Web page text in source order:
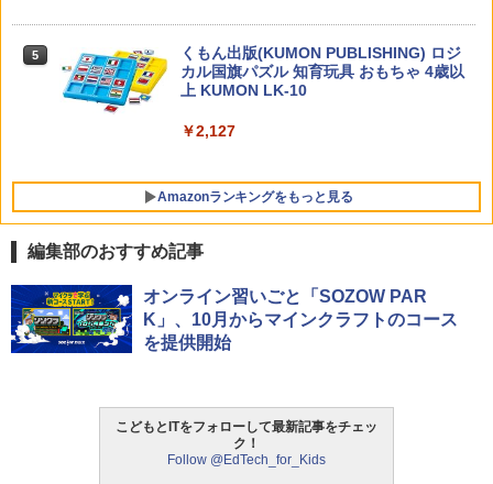
￥1,430
5
くもん出版(KUMON PUBLISHING) ロジ
カル国旗パズル 知育玩具 おもちゃ 4歳以
上 KUMON LK-10
￥2,127
Amazonランキングをもっと見る
1
タッチペンで音が聞ける!はじめてずかん
1000 英語つき ([バラエティ])
￥5,478
中学英語をもう一度ひとつひとつわかり
やすく。改訂版
1
ThinkFun ボードゲーム 「サーキット・
メイズ」 配線回路をプログラミングする
日本語説明書付 8歳~ 76341 誕生日 クリ
スマス
モルカ: 原子・分子に強くなるカードゲ
編集部のおすすめ記事
オンライン習いごと「SOZOW PAR
K」、10月からマインクラフトのコース
を提供開始
こどもとITをフォローして最新記事をチェッ
ク！
Follow @EdTech_for_Kids